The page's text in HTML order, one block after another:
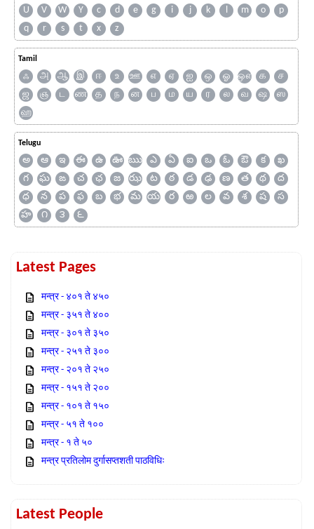
U
V W Y c d e g i j k l m o
p
q
r s t x z
Tamil
ஃ அ ஆ இ ஈ உ ஊ எ ஏ ஐ ஒ ஓ ஔ க
ச
ஜ
ஞ ட ண த ந ன ப ம ய ர ல வ ஷ
ஸ
ஹ
Telugu
అ ఆ ఇ ఈ ఉ ఊ ఋ ఎ ఏ ఐ ఒ ఓ ఔ క
ఖ
గ
ఘ ఙ చ ఛ జ ఝ ట ఠ డ ఢ ణ త థ
ద
ధ
న ప ఫ బ భ మ య ర ఱ ల వ శ ష
స
హ
౧ ౩ ౬
Latest Pages
मन्त्र - ४०१ ते ४५०
मन्त्र - ३५१ ते ४००
मन्त्र - ३०१ ते ३५०
मन्त्र - २५१ ते ३००
मन्त्र - २०१ ते २५०
मन्त्र - १५१ ते २००
मन्त्र - १०१ ते १५०
मन्त्र - ५१ ते १००
मन्त्र - १ ते ५०
मन्त्र प्रतिलोम दुर्गासप्तशती पाठविधिः
Latest People